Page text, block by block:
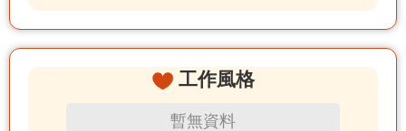
工作風格
暫無資料